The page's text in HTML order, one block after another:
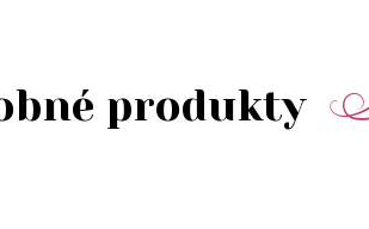
produkty